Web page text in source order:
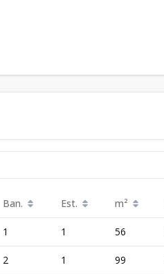
Ban. Est. m²
1 1 56
2 1 99